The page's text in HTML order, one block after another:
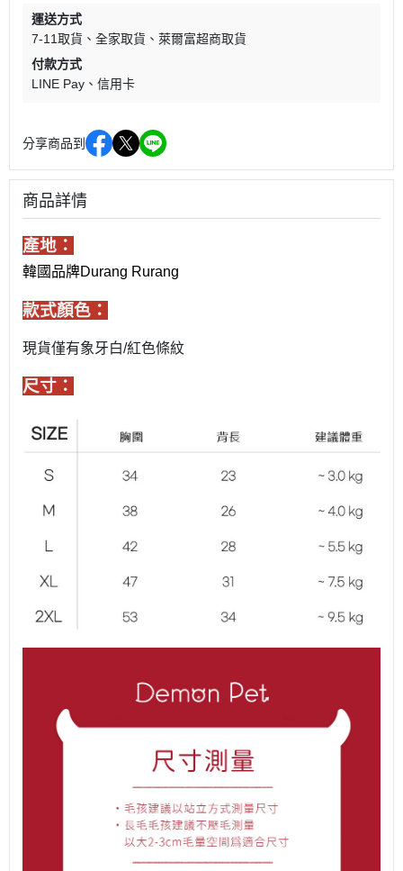
運送方式
7-11取貨
全家取貨
萊爾富超商取貨
付款方式
LINE Pay
信用卡
分享商品到
商品詳情
產地：
韓國品牌Durang Rurang
款式顏色：
現貨僅有象牙白/紅色條紋
尺寸：